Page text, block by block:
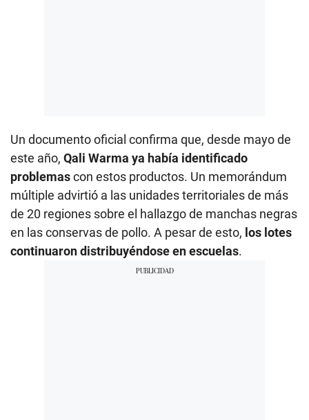
Un documento oficial confirma que, desde mayo de
este año, Qali Warma ya había identificado
problemascon estos productos. Un memorándum
múltiple advirtió a las unidades territoriales de más
de 20 regiones sobre el hallazgo de manchas negras
en las conservas de pollo. A pesar de esto, los lotes
continuaron distribuyéndose en escuelas.